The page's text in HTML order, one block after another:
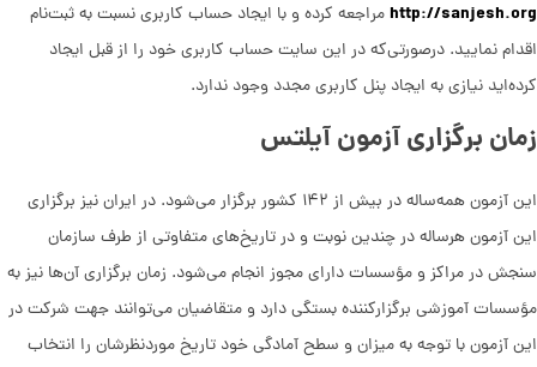
http://sanjesh.orgمراجعه کرده و با ایجاد حساب کاربری نسبت به ثبت‌نام
اقدام نمایید. درصورتی‌که در این سایت حساب کاربری خود را از قبل ایجاد
کرده‌اید نیازی به ایجاد پنل کاربری مجدد وجود ندارد.
زمان برگزاری آزمون آیلتس
این آزمون همه‌ساله در بیش از ۱۴۲ کشور برگزار می‌شود. در ایران نیز برگزاری
این آزمون هرساله در چندین نوبت و در تاریخ‌های متفاوتی از طرف سازمان
سنجش در مراکز و مؤسسات دارای مجوز انجام می‌شود. زمان برگزاری آن‌ها نیز به
مؤسسات آموزشی برگزارکننده بستگی دارد و متقاضیان می‌توانند جهت شرکت در
این آزمون با توجه به میزان و سطح آمادگی خود تاریخ موردنظرشان را انتخاب